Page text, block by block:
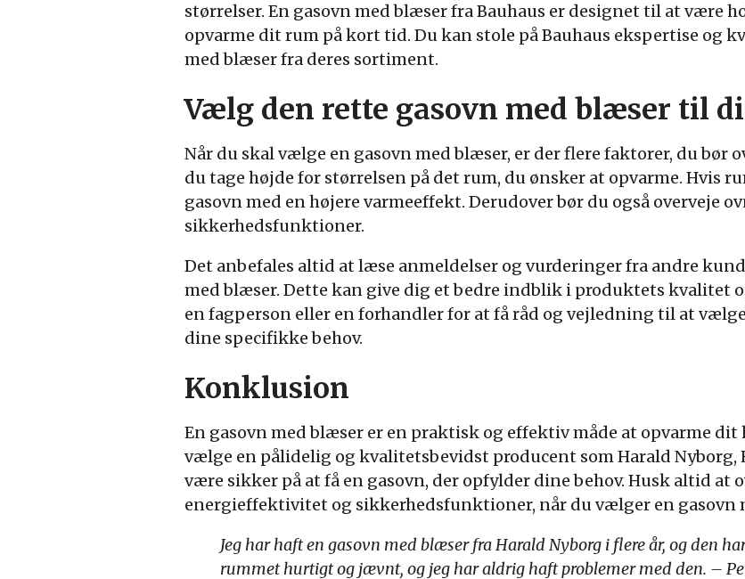
størrelser. En gasovn med blæser fra Bauhaus er designet til at være
opvarme dit rum på kort tid. Du kan stole på Bauhaus ekspertise og
med blæser fra deres sortiment.
Vælg den rette gasovn med blæser til
Når du skal vælge en gasovn med blæser, er der flere faktorer, du bør
du tage højde for størrelsen på det rum, du ønsker at opvarme. Hvis
gasovn med en højere varmeeffekt. Derudover bør du også overveje
sikkerhedsfunktioner.
Det anbefales altid at læse anmeldelser og vurderinger fra andre
med blæser. Dette kan give dig et bedre indblik i produktets kvalitet
en fagperson eller en forhandler for at få råd og vejledning til at
dine specifikke behov.
Konklusion
En gasovn med blæser er en praktisk og effektiv måde at opvarme dit
vælge en pålidelig og kvalitetsbevidst producent som Harald Nyborg,
være sikker på at få en gasovn, der opfylder dine behov. Husk altid at
energieffektivitet og sikkerhedsfunktioner, når du vælger en gasovn
Jeg har haft en gasovn med blæser fra Harald Nyborg i flere år, og den
rummet hurtigt og jævnt, og jeg har aldrig haft problemer med den. –